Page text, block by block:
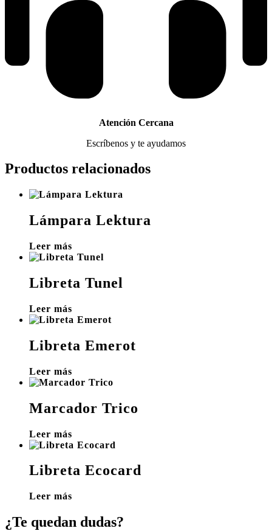
Atención Cercana
Escríbenos y te ayudamos
Productos relacionados
Lámpara Lektura
Leer más
Libreta Tunel
Leer más
Libreta Emerot
Leer más
Marcador Trico
Leer más
Libreta Ecocard
Leer más
¿Te quedan dudas?